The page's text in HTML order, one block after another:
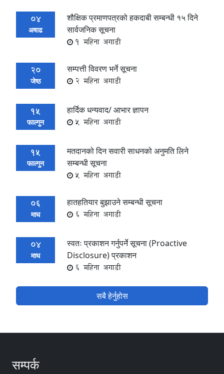
04
अषाढ
शौक्षिक प्रमाणपत्रको हकदाबी सम्बन्धी १५ दिने
सार्वजनिक सूचना
1 महिना अगाडी
20
जेष्ठ
सम्पत्ती विवरण भर्ने सूचना
2 महिना अगाडी
15
फाल्गुन
हार्दिक धन्यवाद/ आभार ज्ञापन
5 महिना अगाडी
15
फाल्गुन
मतदानको दिन सवारी साधनको अनुमति लिने
सम्बन्धी सूचना
5 महिना अगाडी
06
माघ
हातहतियार बुझाउने सम्बन्धी सूचना
6 महिना अगाडी
04
माघ
स्वतः प्रकाशन गर्नुपर्ने सूचना (Proactive
Disclosure) प्रकाशन
6 महिना अगाडी
सबै हेर्नुहोस
सम्पर्क